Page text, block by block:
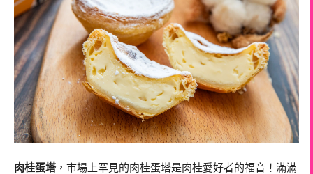
肉桂蛋塔 ，市場上罕見的肉桂蛋塔是肉桂愛好者的福音！滿滿